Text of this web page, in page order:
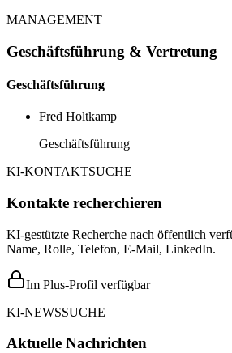
MANAGEMENT
Geschäftsführung & Vertretung
Geschäftsführung
Fred Holtkamp
Geschäftsführung
KI-KONTAKTSUCHE
Kontakte recherchieren
KI-gestützte Recherche nach öffentlich
Name, Rolle, Telefon, E-Mail, LinkedIn.
Im Plus-Profil verfügbar
KI-NEWSSUCHE
Aktuelle Nachrichten